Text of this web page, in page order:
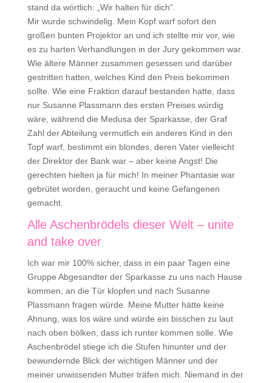
stand da wörtlich: „Wir halten für dich“.
Mir wurde schwindelig. Mein Kopf warf sofort den
großen bunten Projektor an und ich stellte mir vor, wie
es zu harten Verhandlungen in der Jury gekommen war.
Wie ältere Männer zusammen gesessen und darüber
gestritten hatten, welches Kind den Preis bekommen
sollte. Wie eine Fraktion darauf bestanden hatte, dass
nur Susanne Plassmann des ersten Preises würdig
wäre, während die Medusa der Sparkasse, der Graf
Zahl der Abteilung vermutlich ein anderes Kind in den
Topf warf, bestimmt ein blondes, deren Vater vielleicht
der Direktor der Bank war – aber keine Angst! Die
gerechten hielten ja für mich! In meiner Phantasie war
gebrütet worden, geraucht und keine Gefangenen
gemacht.
Alle Aschenbrödels dieser Welt – unite
and take over
Ich war mir 100% sicher, dass in ein paar Tagen eine
Gruppe Abgesandter der Sparkasse zu uns nach Hause
kommen, an die Tür klopfen und nach Susanne
Plassmann fragen würde. Meine Mutter hätte keine
Ahnung, was los wäre und würde ein bisschen zu laut
nach oben bölken, dass ich runter kommen solle. Wie
Aschenbrödel stiege ich die Stufen hinunter und der
bewundernde Blick der wichtigen Männer und der
meiner unwissenden Mutter träfen mich. Niemand in der